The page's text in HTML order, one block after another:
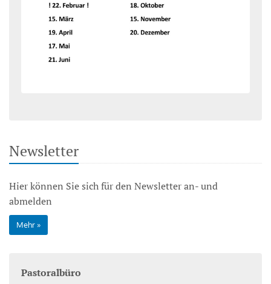
Newsletter
Hier können Sie sich für den Newsletter an- und
abmelden
Mehr
Pastoralbüro